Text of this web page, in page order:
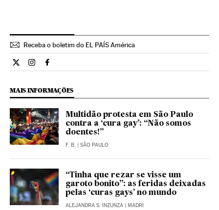
Receba o boletim do EL PAÍS América
Internacional El País Brasil en Twitter
Internacional El País Brasil en Instagram
Internacional El País Brasil en Facebook
MAIS INFORMAÇÕES
Multidão protesta em São Paulo
contra a ‘cura gay’: “Não somos
doentes!”
F. B. | SÃO PAULO
“Tinha que rezar se visse um
garoto bonito”: as feridas deixadas
pelas ‘curas gays’ no mundo
ALEJANDRA S. INZUNZA | MADRI